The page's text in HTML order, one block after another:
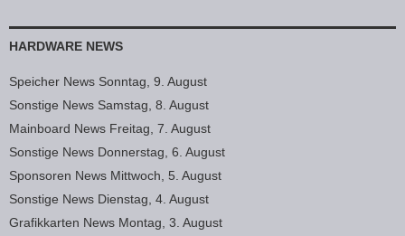
HARDWARE NEWS
Speicher News Sonntag, 9. August
Sonstige News Samstag, 8. August
Mainboard News Freitag, 7. August
Sonstige News Donnerstag, 6. August
Sponsoren News Mittwoch, 5. August
Sonstige News Dienstag, 4. August
Grafikkarten News Montag, 3. August